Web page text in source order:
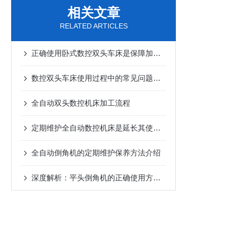
相关文章
RELATED ARTICLES
正确使用卧式数控双头车床是保障加工质量与人员安全的关键
数控双头车床使用过程中的常见问题及其解决方法分享
全自动双头数控机床加工流程
定期维护全自动数控机床是延长其使用寿命的关键
全自动倒角机的定期维护保养方法介绍
深度解析：平头倒角机的正确使用方法全攻略